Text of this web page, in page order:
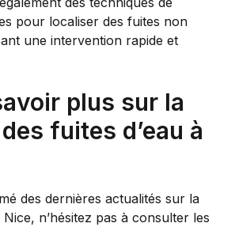
pour localiser des fuites non
une intervention rapide et
plus sur la
fuites d’eau à
des dernières actualités sur la
Nice, n’hésitez pas à consulter les